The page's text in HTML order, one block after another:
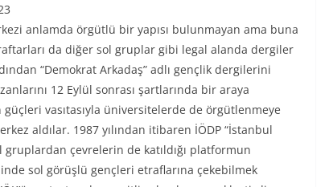
anlamda örgütlü bir yapısı bulunmayan ama buna
da diğer sol gruplar gibi legal alanda dergiler
“Demokrat Arkadaş” adlı gençlik dergilerini
12 Eylül sonrası şartlarında bir araya
vasıtasıyla üniversitelerde de örgütlenmeye
aldılar. 1987 yılından itibaren İÖDP “İstanbul
çevrelerin de katıldığı platformun
sol görüşlü gençleri etraflarına çekebilmek